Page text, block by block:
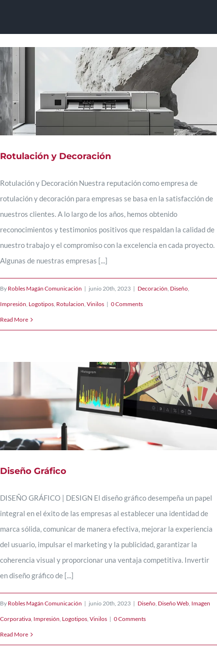
Inicio
Sobre Mí
Trabajos
Habilidades
Rotulación y Decoración
Rotulación y Decoración Nuestra reputación como empresa de
rotulación y decoración para empresas se basa en la satisfacción de
nuestros clientes. A lo largo de los años, hemos obtenido
reconocimientos y testimonios positivos que respaldan la calidad de
nuestro trabajo y el compromiso con la excelencia en cada proyecto.
Algunas de nuestras empresas [...]
By Robles Magán Comunicación | junio 20th, 2023 | Decoración, Diseño,
Impresión, Logotipos, Rotulacion, Vinilos | 0 Comments
Read More
Diseño Gráfico
DISEÑO GRÁFICO | DESIGN El diseño gráfico desempeña un papel
integral en el éxito de las empresas al establecer una identidad de
marca sólida, comunicar de manera efectiva, mejorar la experiencia
del usuario, impulsar el marketing y la publicidad, garantizar la
coherencia visual y proporcionar una ventaja competitiva. Invertir
en diseño gráfico de [...]
By Robles Magán Comunicación | junio 20th, 2023 | Diseño, Diseño Web, Imagen
Corporativa, Impresión, Logotipos, Vinilos | 0 Comments
Read More